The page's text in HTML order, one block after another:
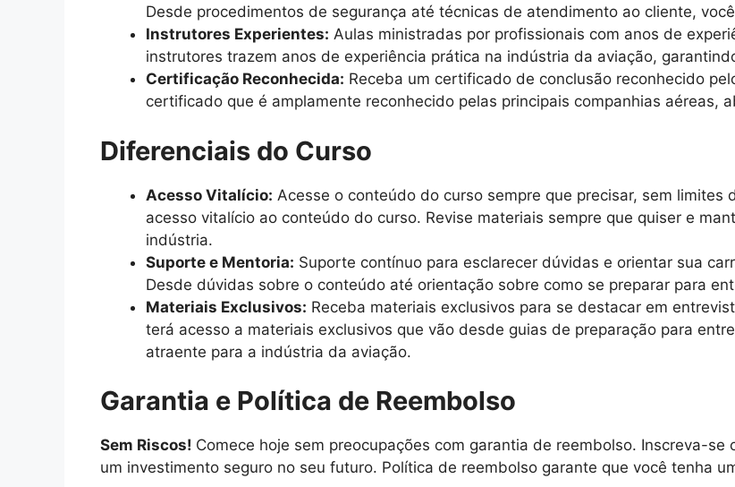
Desde procedimentos de segurança até técnicas de atendimento ao cliente,
Instrutores Experientes: Aulas ministradas por profissionais com anos de
instrutores trazem anos de experiência prática na indústria da aviação,
Certificação Reconhecida: Receba um certificado de conclusão reconhecido
certificado que é amplamente reconhecido pelas principais companhias aéreas,
Diferenciais do Curso
Acesso Vitalício: Acesse o conteúdo do curso sempre que precisar, sem limites
acesso vitalício ao conteúdo do curso. Revise materiais sempre que quiser e
indústria.
Suporte e Mentoria: Suporte contínuo para esclarecer dúvidas e orientar sua
Desde dúvidas sobre o conteúdo até orientação sobre como se preparar para
Materiais Exclusivos: Receba materiais exclusivos para se destacar em
terá acesso a materiais exclusivos que vão desde guias de preparação para
atraente para a indústria da aviação.
Garantia e Política de Reembolso
Sem Riscos! Comece hoje sem preocupações com garantia de reembolso. Inscreva-
um investimento seguro no seu futuro. Política de reembolso garante que você tenha